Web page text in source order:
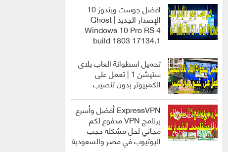
انظمة
التشغيل
افضل جوست ويندوز 10
الإصدار الجديد | Ghost
Windows 10 Pro RS 4
build 1803 17134.1
العاب
تحميل اسطوانة العاب بلاى
ستيشن 1 | تعمل على
الكمبيوتر بدون تنصيب
ExpressVPN أفضل وأسرع
برنامج VPN مدفوع لكم
مجاني لحل مشكله حجب
اليوتيوب في مصر والسعودية